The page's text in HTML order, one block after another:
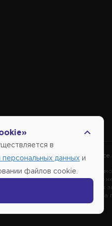
Copyright @2014-2026 |
(наименований марок
товара. Данная информация
указанных
выбора возложено на
в
персональных данных и
файлов cookie.